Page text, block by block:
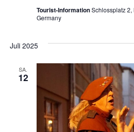
Tourist-InformationSchlossplatz 2,
Germany
Juli 2025
SA.
12